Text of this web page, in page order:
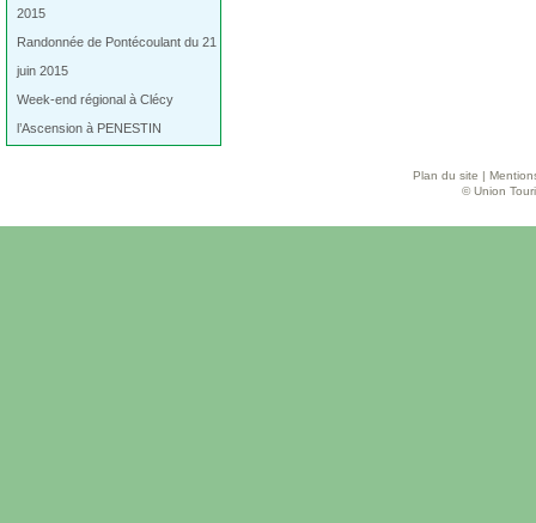
2015
Randonnée de Pontécoulant du 21
juin 2015
Week-end régional à Clécy
l’Ascension à PENESTIN
Plan du site
© Union